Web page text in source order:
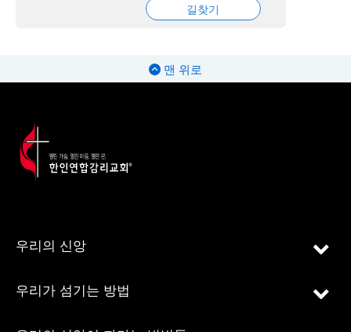
길찾기
맨 위로
우리의 신앙
우리가 섬기는 방법